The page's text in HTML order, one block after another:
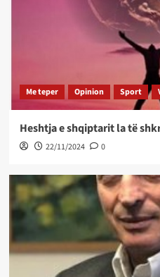
Me teper Opinion Sport
Heshtja e shqiptarit la të
22/11/2024 0